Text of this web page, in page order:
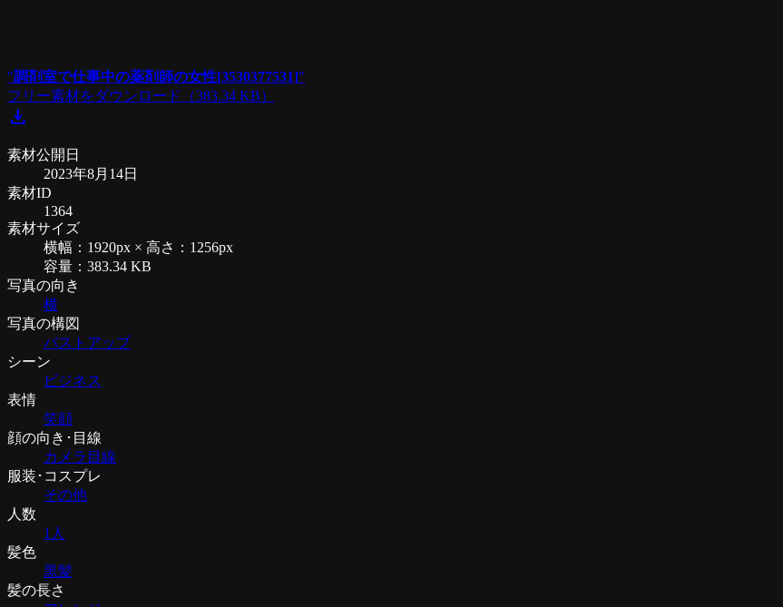
"調剤室で仕事中の薬剤師の女性[3530377531]"
フリー素材をダウンロード
（383.34 KB）
download
素材公開日
2023年8月14日
素材ID
1364
素材サイズ
横幅：1920px × 高さ：1256px
容量：383.34 KB
写真の向き
横
写真の構図
バストアップ
シーン
ビジネス
表情
笑顔
顔の向き･目線
カメラ目線
服装･コスプレ
その他
人数
1人
髪色
黒髪
髪の長さ